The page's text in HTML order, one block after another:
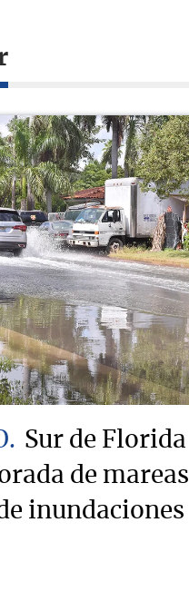
Sur de Florida
de mareas
inundaciones